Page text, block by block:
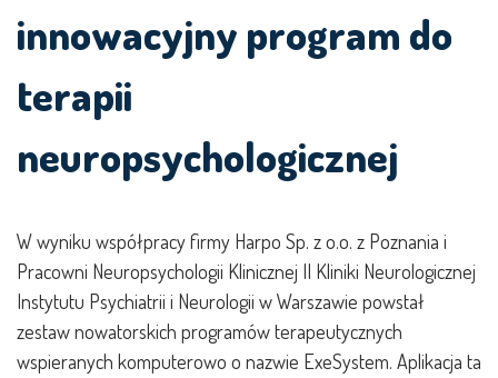
innowacyjny program do
terapii
neuropsychologicznej
W wyniku współpracy firmy Harpo Sp. z o.o. z Poznania i
Pracowni Neuropsychologii Klinicznej II Kliniki Neurologicznej
Instytutu Psychiatrii i Neurologii w Warszawie powstał
zestaw nowatorskich programów terapeutycznych
wspieranych komputerowo o nazwie ExeSystem. Aplikacja ta